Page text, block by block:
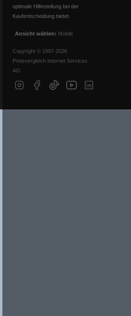
optimale Hilfestellung bei der
Kaufentscheidung bietet.
Ansicht wählen: Mobile
Copyright © 1997-2026
Preisvergleich Internet Services
AG